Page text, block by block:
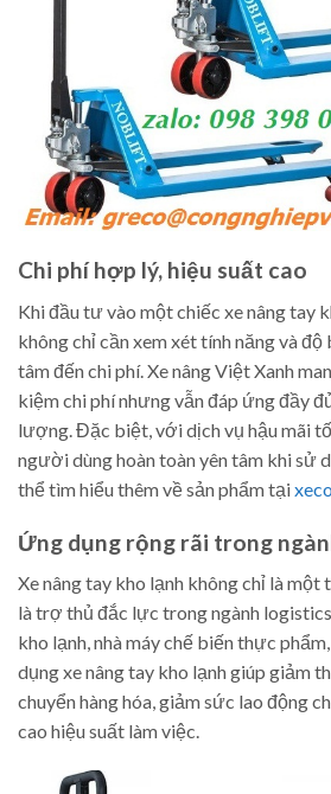
Chi phí hợp lý, hiệu suất cao
Khi đầu tư vào một chiếc xe nâng tay
không chỉ cần xem xét tính năng và độ
tâm đến chi phí. Xe nâng Việt Xanh
kiệm chi phí nhưng vẫn đáp ứng đầy
lượng. Đặc biệt, với dịch vụ hậu mãi
người dùng hoàn toàn yên tâm khi sử
thể tìm hiểu thêm về sản phẩm tại
Ứng dụng rộng rãi trong
Xe nâng tay kho lạnh không chỉ là một
là trợ thủ đắc lực trong ngành
kho lạnh, nhà máy chế biến thực
dụng xe nâng tay kho lạnh giúp giảm
chuyển hàng hóa, giảm sức lao động
cao hiệu suất làm việc.